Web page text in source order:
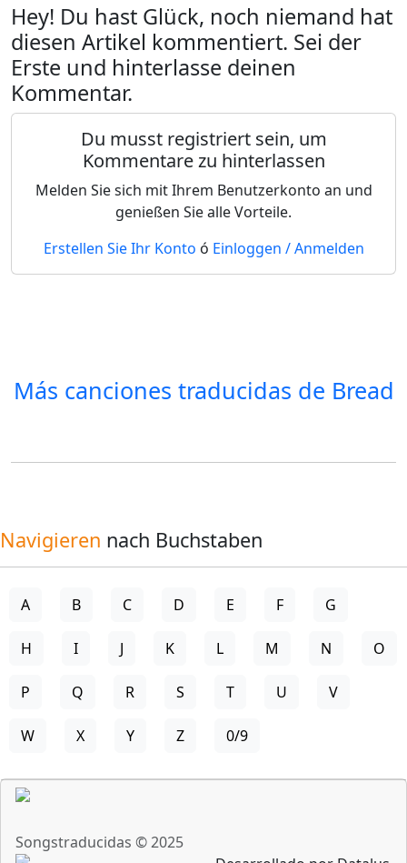
Hey! Du hast Glück, noch niemand hat
diesen Artikel kommentiert. Sei der
Erste und hinterlasse deinen
Kommentar.
Du musst registriert sein, um
Kommentare zu hinterlassen
Melden Sie sich mit Ihrem Benutzerkonto an und
genießen Sie alle Vorteile.
Erstellen Sie Ihr Konto ó Einloggen / Anmelden
Más canciones traducidas de Bread
Navigieren nach Buchstaben
A B C D E F G
H I J K L M N O
P Q R S T U V
W X Y Z 0/9
Songstraducidas © 2025